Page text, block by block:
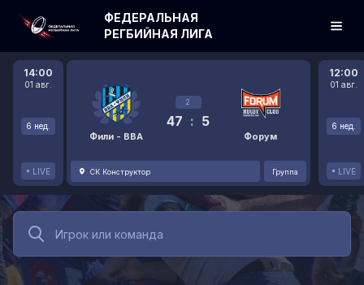
14:00
01 авг.
6 нед.
LIVE
Фили - ВВА
2
47 : 5
Форум
СК Конструктор Группа
12:00
01 авг.
6 нед.
LIVE
ФЕДЕРАЛЬНАЯ
РЕГБИЙНАЯ ЛИГА